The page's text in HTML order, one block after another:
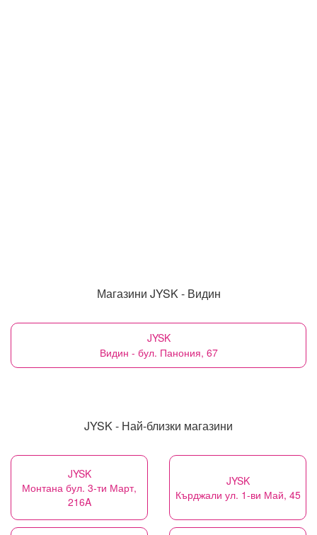
Магазини JYSK - Видин
JYSK
Видин - бул. Панония, 67
JYSK - Най-близки магазини
JYSK
Монтана бул. 3-ти Март,
216A
JYSK
Кърджали ул. 1-ви Май, 45